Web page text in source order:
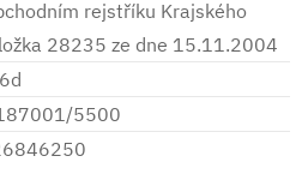
rejstříku Krajského
28235 ze dne 15.11.2004
5500